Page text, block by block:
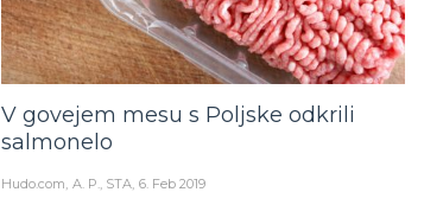
V govejem mesu s Poljske odkrili
salmonelo
Hudo.com A. P., STA 6. Feb 2019